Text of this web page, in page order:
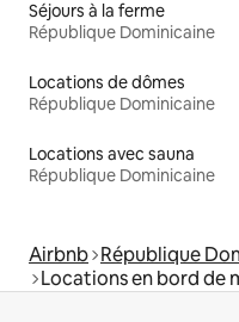
Séjours à la ferme
République Dominicaine
Locations de dômes
République Dominicaine
Locations avec sauna
République Dominicaine
Airbnb République
Locations en bord de